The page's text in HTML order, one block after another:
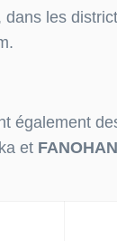
dans les
également
et